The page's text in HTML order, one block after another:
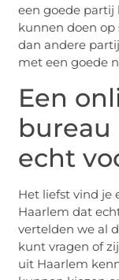
een goede partij
kunnen doen op
dan andere
met een goede
Een
echt
Het liefst vind je
Haarlem dat
vertelden we al
kunt vragen of
uit Haarlem